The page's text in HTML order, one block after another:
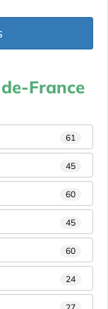
France
61
45
60
45
60
24